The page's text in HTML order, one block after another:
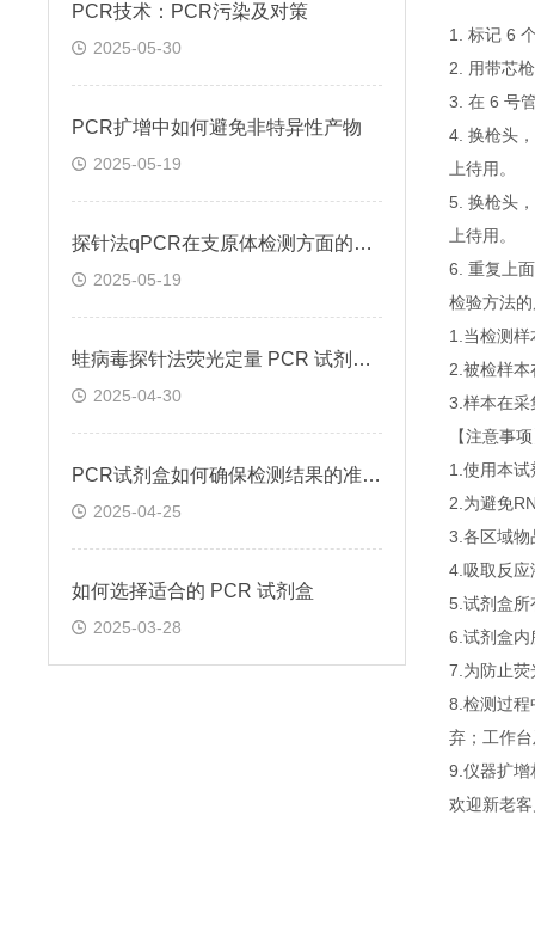
PCR技术：PCR污染及对策
2025-05-30
PCR扩增中如何避免非特异性产物
2025-05-19
探针法qPCR在支原体检测方面的应用
2025-05-19
蛙病毒探针法荧光定量 PCR 试剂盒定量定性检测
2025-04-30
PCR试剂盒如何确保检测结果的准确性和可靠性
2025-04-25
如何选择适合的 PCR 试剂盒
2025-03-28
1. 标记 6
2. 用带芯
3. 在 6 号
4. 换枪头
上待用。
5. 换枪头
上待用。
6. 重复上
检验方法
1.当检测
2.被检样
3.样本在采
【注意事
1.使用本
2.为避免
3.各区域物
4.吸取反应
5.试剂盒所
6.试剂盒内
7.为防止荧
8.检测过程
弃；工作
9.仪器扩增
欢迎新老